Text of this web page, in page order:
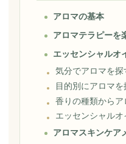
アロマの基本
アロマテラピーを
エッセンシャルオ
気分でアロマを探
目的別にアロマを
香りの種類からア
エッセンシャル
アロマスキンケア